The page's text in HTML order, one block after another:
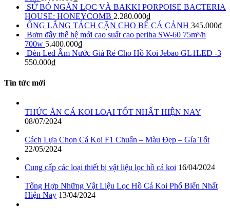
SỨ BỎ NGĂN LỌC VÀ BAKKI PORPOISE BACTERIA
HOUSE: HONEYCOMB 2.280.000₫
ỐNG LẮNG TÁCH CẶN CHO BỂ CÁ CẢNH 345.000₫
Bơm đẩy thế hệ mới cao suất cao periha SW-60 75m³/h
700w 5.400.000₫
Đèn Led Âm Nước Giá Rẻ Cho Hồ Koi Jebao GL1LED -3
550.000₫
Tin tức mới
THỨC ĂN CÁ KOI LOẠI TỐT NHẤT HIỆN NAY
08/07/2024
Cách Lựa Chọn Cá Koi F1 Chuẩn – Màu Đẹp – Gía Tốt
22/05/2024
Cung cấp các loại thiết bị vật liệu lọc hồ cá koi 16/04/2024
Tổng Hợp Những Vật Liệu Lọc Hồ Cá Koi Phổ Biến Nhất
Hiện Nay 13/04/2024